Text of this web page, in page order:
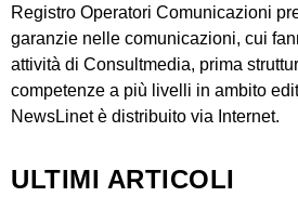
Registro Operatori Comunicazioni
garanzie nelle comunicazioni, cui
attività di Consultmedia, prima
competenze a più livelli in ambito
NewsLinet è distribuito via Internet.
ULTIMI ARTICOLI